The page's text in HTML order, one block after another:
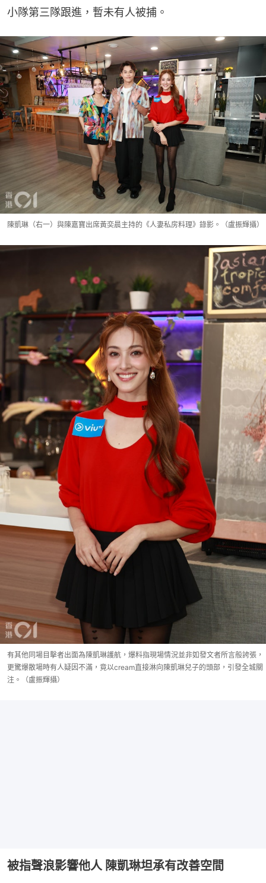
小隊第三隊跟進，暫未有人被捕。
陳凱琳（右一）與陳嘉寶出席黃奕晨主持的《人妻私房料理》錄影。（盧振輝攝）
有其他同場目擊者出面為陳凱琳護航，爆料指現場情況並非如發文者所言般誇張，
更驚爆散場時有人疑因不滿，竟以cream直接淋向陳凱琳兒子的頭部，引發全城關
注。（盧振輝攝）
被指聲浪影響他人 陳凱琳坦承有改善空間